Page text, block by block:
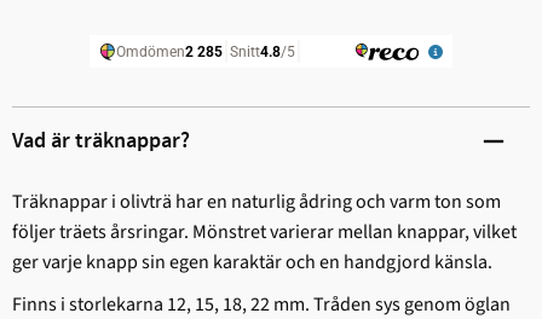
Vad är träknappar?
Träknappar i olivträ har en naturlig ådring och varm ton som
följer träets årsringar. Mönstret varierar mellan knappar, vilket
ger varje knapp sin egen karaktär och en handgjord känsla.
Finns i storlekarna 12, 15, 18, 22 mm. Tråden sys genom öglan